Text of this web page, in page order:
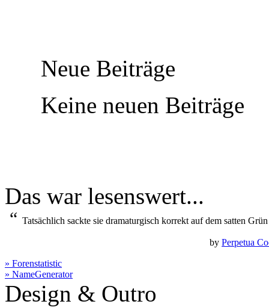
Neue Beiträge
Keine neuen Beiträge
Das war lesenswert...
“ Tatsächlich sackte sie dramaturgisch korrekt auf dem satten
byPerpetua
» Forenstatistic
» NameGenerator
Design & Outro